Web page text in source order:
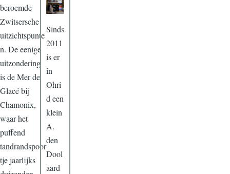
beroemde
Zwitsersche
uitzichtspunte
n. De eenige
uitzondering
is de Mer de
Glacé bij
Chamonix,
waar het
puffend
tandrandspoor
tje jaarlijks
Sinds
2011
is er
in
Ohri
d een
klein
A.
den
Dool
aard